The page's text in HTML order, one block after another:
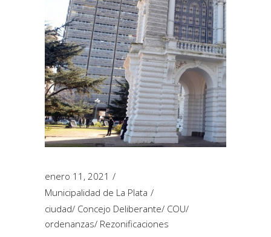
enero 11, 2021
Municipalidad de La Plata
ciudad/ Concejo Deliberante/ COU/
ordenanzas/ Rezonificaciones